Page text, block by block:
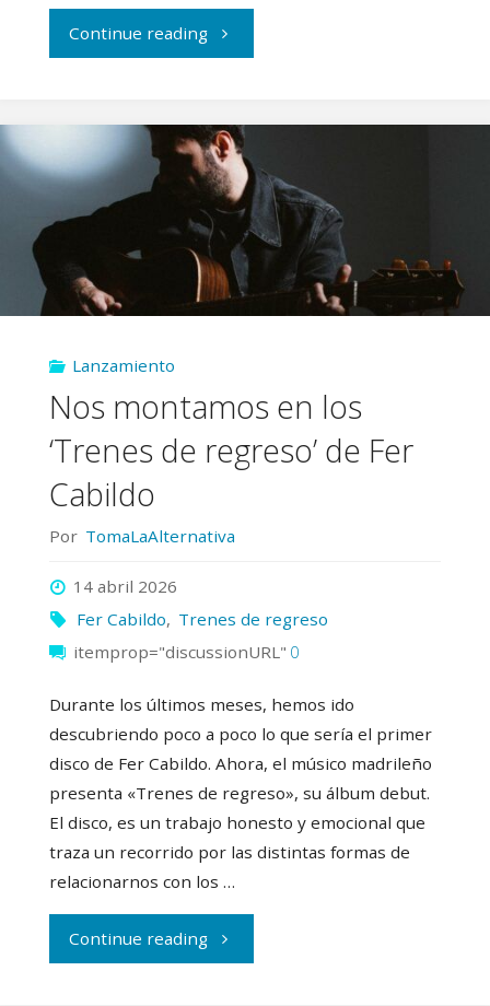
Continue reading"Entrevistamos
Igual
me
matas"
Lanzamiento
Nos montamos en los
‘Trenes de regreso’ de Fer
Cabildo
Por TomaLaAlternativa
14 abril 2026
Fer Cabildo, Trenes de regreso
itemprop="discussionURL" 0
Durante los últimos meses, hemos ido
descubriendo poco a poco lo que sería el primer
disco de Fer Cabildo. Ahora, el músico madrileño
presenta «Trenes de regreso», su álbum debut.
El disco, es un trabajo honesto y emocional que
traza un recorrido por las distintas formas de
relacionarnos con los …
Continue reading"Nos